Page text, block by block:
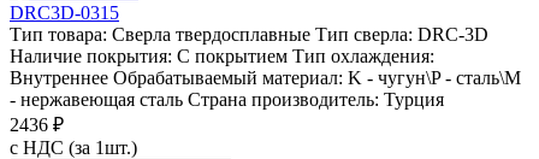
DRC3D-0315
Тип товара: Сверла твердосплавные Тип сверла: DRC-3D
Наличие покрытия: С покрытием Тип охлаждения:
Внутреннее Обрабатываемый материал: K - чугун\P - сталь\М
- нержавеющая сталь Страна производитель: Турция
2436 ₽
с НДС (за 1шт.)